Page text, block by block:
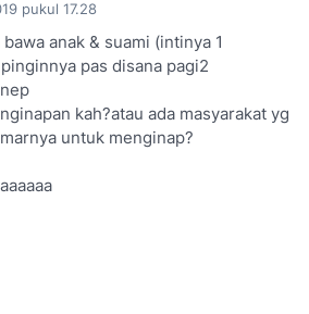
pukul 17.28
anak & suami (intinya 1
pas disana pagi2
kah?atau ada masyarakat yg
untuk menginap?